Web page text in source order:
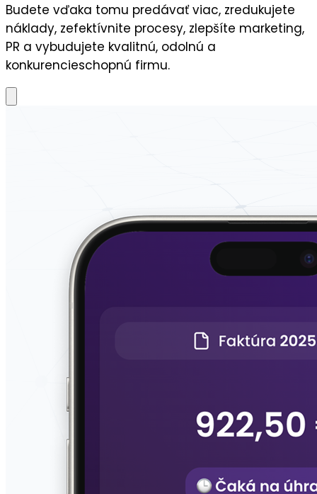
Budete vďaka tomu predávať viac, zredukujete
náklady, zefektívnite procesy, zlepšíte marketing,
PR a vybudujete kvalitnú, odolnú a
konkurencieschopnú firmu.